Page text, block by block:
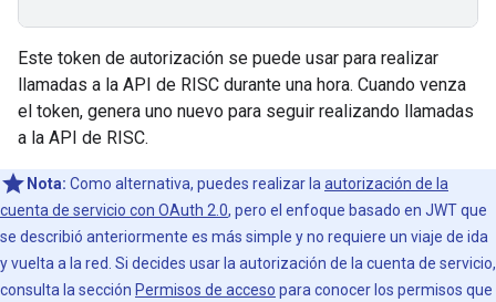
Este token de autorización se puede usar para realizar
llamadas a la API de RISC durante una hora. Cuando venza
el token, genera uno nuevo para seguir realizando llamadas
a la API de RISC.
Nota: Como alternativa, puedes realizar la autorización de la
cuenta de servicio con OAuth 2.0, pero el enfoque basado en JWT que
se describió anteriormente es más simple y no requiere un viaje de ida
y vuelta a la red. Si decides usar la autorización de la cuenta de servicio,
consulta la sección Permisos de acceso para conocer los permisos que